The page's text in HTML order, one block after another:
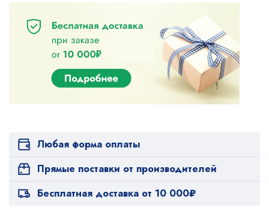
Любая форма оплаты
Прямые поставки от производителей
Бесплатная доставка от 10 000₽